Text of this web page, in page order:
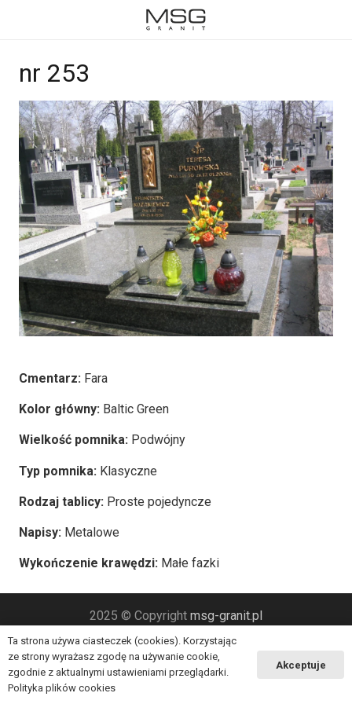
nr 253
Cmentarz: Fara
Kolor główny: Baltic Green
Wielkość pomnika: Podwójny
Typ pomnika: Klasyczne
Rodzaj tablicy: Proste pojedyncze
Napisy: Metalowe
Wykończenie krawędzi: Małe fazki
2025 © Copyright msg-granit.pl
Ta strona używa ciasteczek (cookies). Korzystając
ze strony wyrażasz zgodę na używanie cookie,
zgodnie z aktualnymi ustawieniami przeglądarki.
Polityka plików cookies
Akceptuje